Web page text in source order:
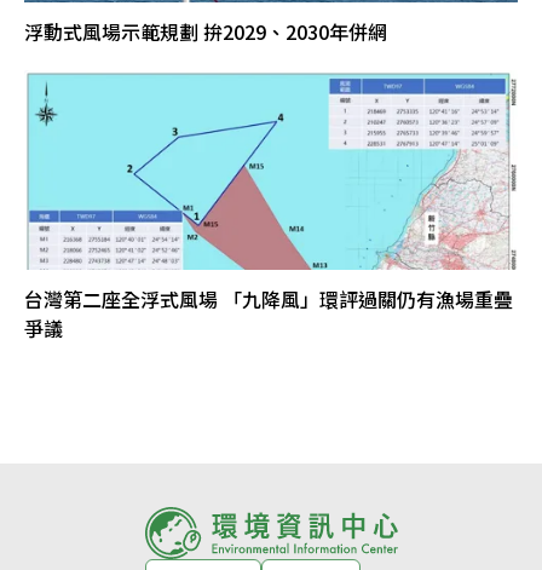
浮動式風場示範規劃 拚2029、2030年併網
台灣第二座全浮式風場 「九降風」環評過關仍有漁場重疊
爭議